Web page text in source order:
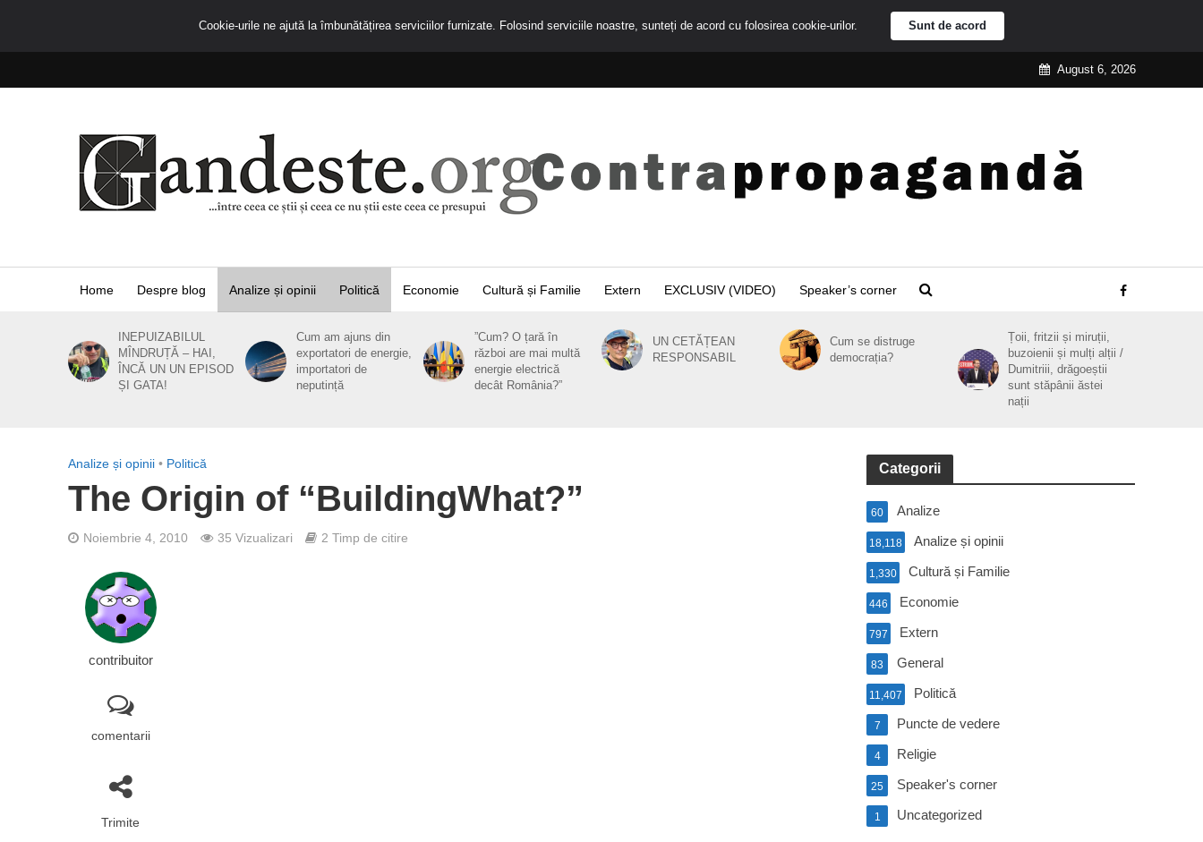
August 6, 2026
Home Despre blog Analize și opinii Politică Economie Cultură și Familie Extern EXCLUSIV (VIDEO) Speaker’s corner
INEPUIZABILUL
MÎNDRUȚĂ – HAI,
ÎNCĂ UN UN EPISOD
ȘI GATA!
Cum am ajuns din
exportatori de energie,
importatori de
neputință
”Cum? O țară în
război are mai multă
energie electrică
decât România?”
UN CETĂȚEAN
RESPONSABIL
Cum se distruge
democrația?
Țoii, fritzii și miruții,
buzoienii și mulți alții /
Dumitriii, drăgoeștii
sunt stăpânii ăstei
nații
Analize și opinii • Politică
The Origin of “BuildingWhat?”
Noiembrie 4, 2010 35 Vizualizari 2 Timp de citire
contribuitor
comentarii
Trimite
Categorii
Analize
60
Analize și opinii
18,118
Cultură și Familie
1,330
Economie
446
Extern
797
General
83
Politică
11,407
Puncte de vedere
7
Religie
4
Speaker's corner
25
Uncategorized
1
Cookie-urile ne ajută la îmbunătățirea serviciilor furnizate. Folosind serviciile noastre, sunteți de acord cu folosirea cookie-urilor. Sunt de acord